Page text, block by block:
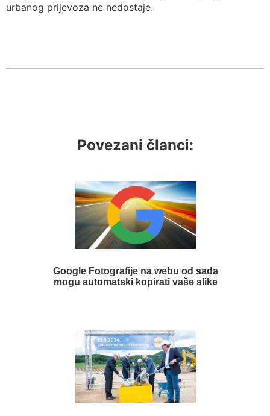
urbanog prijevoza ne nedostaje.
Povezani članci:
Google Fotografije na webu od sada
mogu automatski kopirati vaše slike